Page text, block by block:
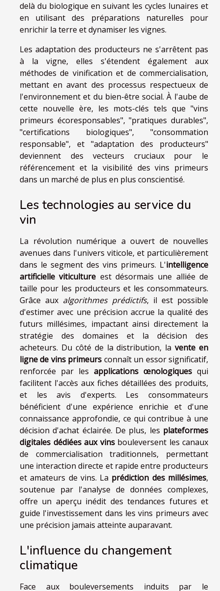
delà du biologique en suivant les cycles lunaires et
en utilisant des préparations naturelles pour
enrichir la terre et dynamiser les vignes.
Les adaptation des producteurs ne s'arrêtent pas
à la vigne, elles s'étendent également aux
méthodes de vinification et de commercialisation,
mettant en avant des processus respectueux de
l'environnement et du bien-être social. À l'aube de
cette nouvelle ère, les mots-clés tels que "vins
primeurs écoresponsables", "pratiques durables",
"certifications biologiques", "consommation
responsable", et "adaptation des producteurs"
deviennent des vecteurs cruciaux pour le
référencement et la visibilité des vins primeurs
dans un marché de plus en plus conscientisé.
Les technologies au service du
vin
La révolution numérique a ouvert de nouvelles
avenues dans l'univers viticole, et particulièrement
dans le segment des vins primeurs. L'intelligence
artificielle viticulture est désormais une alliée de
taille pour les producteurs et les consommateurs.
Grâce aux algorithmes prédictifs, il est possible
d'estimer avec une précision accrue la qualité des
futurs millésimes, impactant ainsi directement la
stratégie des domaines et la décision des
acheteurs. Du côté de la distribution, lavente en
ligne de vins primeurs connaît un essor significatif,
renforcée par les applications œnologiques qui
facilitent l'accès aux fiches détaillées des produits,
et les avis d'experts. Les consommateurs
bénéficient d'une expérience enrichie et d'une
connaissance approfondie, ce qui contribue à une
décision d'achat éclairée. De plus, les plateformes
digitales dédiées aux vinsbouleversent les canaux
de commercialisation traditionnels, permettant
une interaction directe et rapide entre producteurs
et amateurs de vins. La prédiction des millésimes,
soutenue par l'analyse de données complexes,
offre un aperçu inédit des tendances futures et
guide l'investissement dans les vins primeurs avec
une précision jamais atteinte auparavant.
L'influence du changement
climatique
Face aux bouleversements induits par le